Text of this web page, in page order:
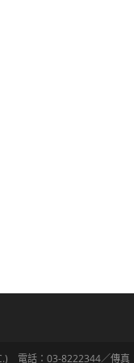
電話：03-8222344／傳